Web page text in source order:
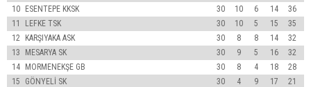
10 ESENTEPE KKSK 30 10 6 14
36
11
LEFKE TSK 30 10 5 15
35
12
KARŞIYAKA ASK 30 8 8 14
32
13
MESARYA SK 30 9 5 16
32
14 MORMENEKŞE GB 30 8 4 18
28
15
GÖNYELİ SK 30 4 9 17 21